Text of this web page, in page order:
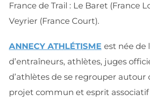
France de Trail : Le Baret (France
Veyrier (France Court).
ANNECY ATHLÉTISME est née de
d’entraîneurs, athlètes, juges
d’athlètes de se regrouper autour
projet commun et esprit